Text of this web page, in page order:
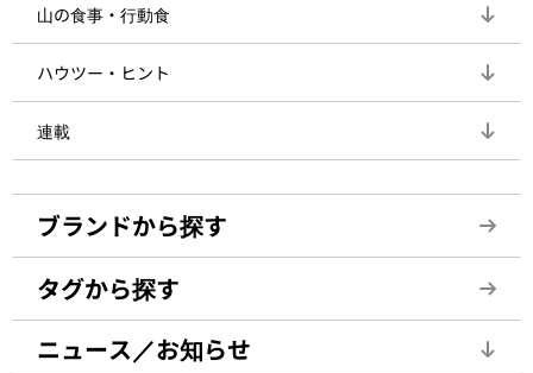
山の食事・行動食
ハウツー・ヒント
連載
ブランドから探す
タグから探す
ニュース／お知らせ